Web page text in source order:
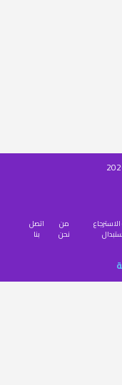
من
نحن
اتصل
بنا